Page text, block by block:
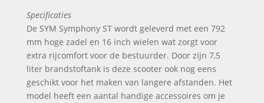
Specificaties
De SYM Symphony ST wordt geleverd met een 792
mm hoge zadel en 16 inch wielen wat zorgt voor
extra rijcomfort voor de bestuurder. Door zijn 7,5
liter brandstoftank is deze scooter ook nog eens
geschikt voor het maken van langere afstanden. Het
model heeft een aantal handige accessoires om je